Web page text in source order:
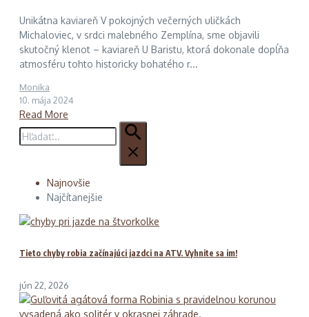
Unikátna kaviareň V pokojných večerných uličkách
Michaloviec, v srdci malebného Zemplína, sme objavili
skutočný klenot – kaviareň U Baristu, ktorá dokonale dopĺňa
atmosféru tohto historicky bohatého r...
Monika
10. mája 2024
Read More
Hľadať:
Najnovšie
Najčítanejšie
Tieto chyby robia začínajúci jazdci na ATV. Vyhnite sa im!
jún 22, 2026